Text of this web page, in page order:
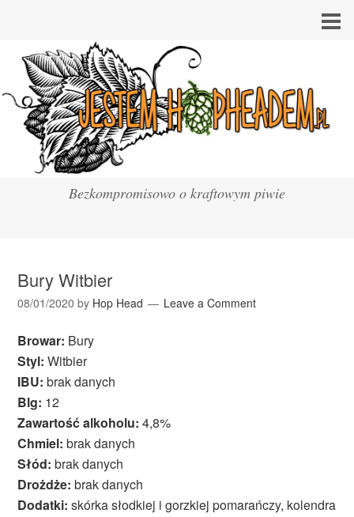
Bezkompromisowo o kraftowym piwie
Bury Witbier
08/01/2020 by Hop Head Leave a Comment
Browar: Bury
Styl: Witbier
IBU: brak danych
Blg: 12
Zawartość alkoholu: 4,8%
Chmiel: brak danych
Słód: brak danych
Drożdże: brak danych
Dodatki: skórka słodkiej i gorzkiej pomarańczy, kolendra